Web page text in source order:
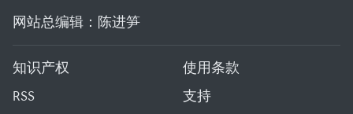
网站总编辑：陈进笋
知识产权
使用条款
RSS
支持